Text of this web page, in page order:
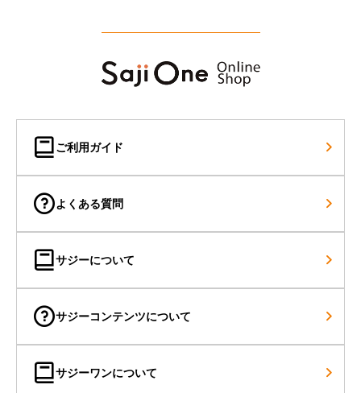
ご利用ガイド
よくある質問
サジーについて
サジーコンテンツについて
サジーワンについて